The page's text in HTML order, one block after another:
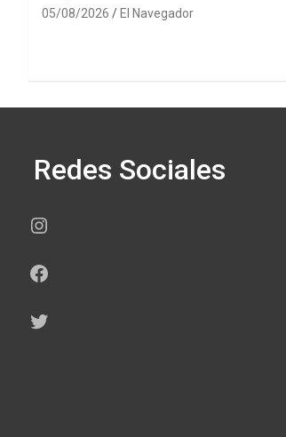
05/08/2026 El Navegador
Redes Sociales
Instagram
Facebook
Twitter